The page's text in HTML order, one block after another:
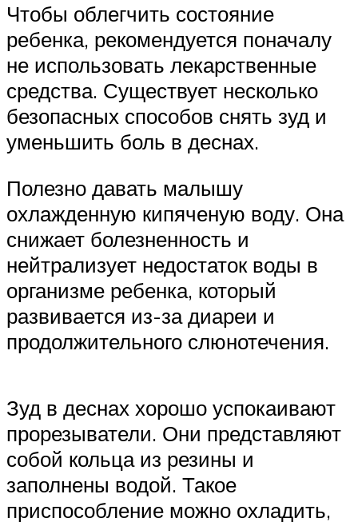
Чтобы облегчить состояние
ребенка, рекомендуется поначалу
не использовать лекарственные
средства. Существует несколько
безопасных способов снять зуд и
уменьшить боль в деснах.
Полезно давать малышу
охлажденную кипяченую воду. Она
снижает болезненность и
нейтрализует недостаток воды в
организме ребенка, который
развивается из-за диареи и
продолжительного слюнотечения.
Зуд в деснах хорошо успокаивают
прорезыватели. Они представляют
собой кольца из резины и
заполнены водой. Такое
приспособление можно охладить,